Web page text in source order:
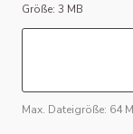
Größe: 3 MB
Max. Dateigröße: 64